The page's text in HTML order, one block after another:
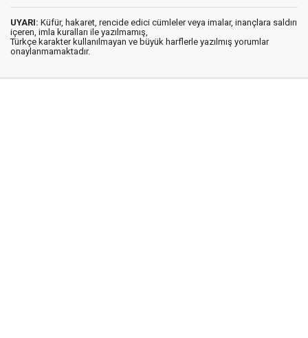
UYARI: Küfür, hakaret, rencide edici cümleler veya imalar, inançlara saldırı
içeren, imla kuralları ile yazılmamış,
Türkçe karakter kullanılmayan ve büyük harflerle yazılmış yorumlar
onaylanmamaktadır.